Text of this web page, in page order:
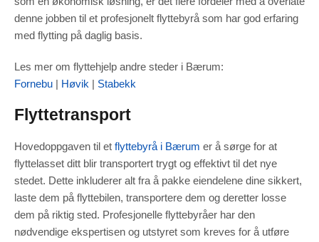
denne jobben til et profesjonelt flyttebyrå som har god erfaring
med flytting på daglig basis.
Les mer om flyttehjelp andre steder i Bærum:
Fornebu | Høvik | Stabekk
Flyttetransport
Hovedoppgaven til et flyttebyrå i Bærum er å sørge for at
flyttelasset ditt blir transportert trygt og effektivt til det nye
stedet. Dette inkluderer alt fra å pakke eiendelene dine sikkert,
laste dem på flyttebilen, transportere dem og deretter losse
dem på riktig sted. Profesjonelle flyttebyråer har den
nødvendige ekspertisen og utstyret som kreves for å utføre